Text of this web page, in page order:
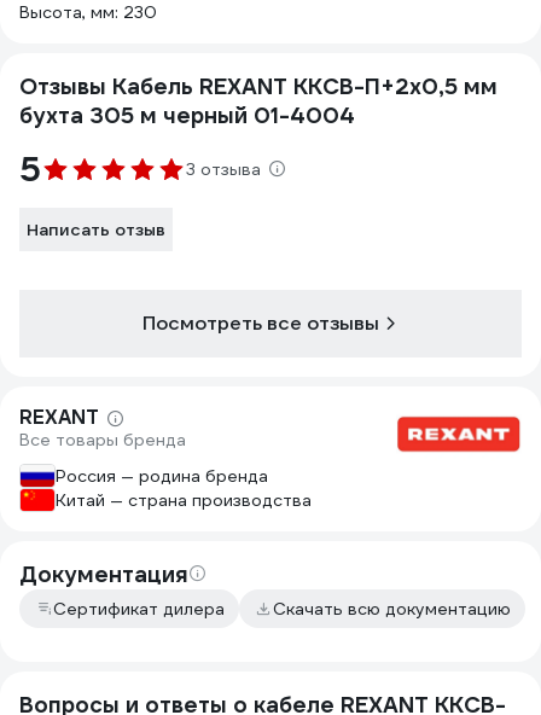
Высота, мм: 230
Отзывы Кабель REXANT ККСВ-П+2х0,5 мм
бухта 305 м черный 01-4004
5 3 отзыва
Написать отзыв
Посмотреть все отзывы
REXANT
Все товары бренда
Россия — родина бренда
Китай — страна производства
Документация
Сертификат дилера Скачать всю документацию
Вопросы и ответы о кабеле REXANT ККСВ-